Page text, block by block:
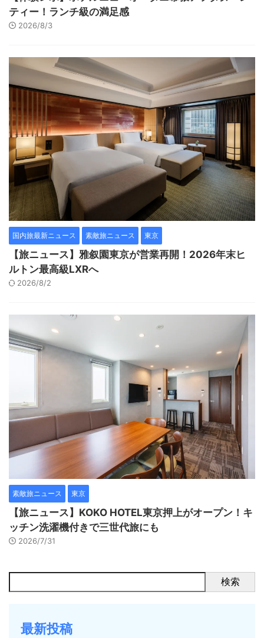
ティー！ランチ級の満足感
2026/8/3
国内旅最新ニュース 素敵旅ニュース 東京
【旅ニュース】雅叙園東京が営業再開！2026年末ヒ
ルトン最高級LXRへ
2026/8/2
素敵旅ニュース 東京
【旅ニュース】KOKO HOTEL東京押上がオープン！キ
ッチン洗濯機付きで三世代旅にも
2026/7/31
検索
最新投稿